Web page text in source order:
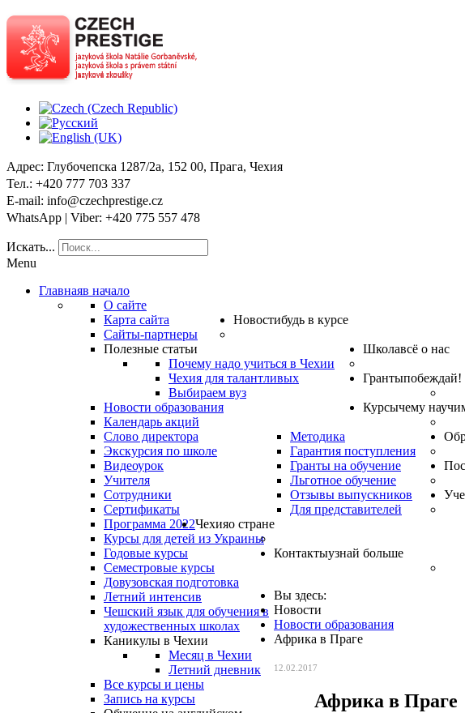
Адрес: Глубочепска 1287/2a, 152 00, Прага, Чехия
Тел.: +420 777 703 337
E-mail: info@czechprestige.cz
WhatsApp | Viber: +420 775 557 478
Искать...
Menu
Главнаяв начало
О сайте
Карта сайта
Сайты-партнеры
Новостибудь в курсе
Полезные статьи
Почему надо учиться в Чехии
Чехия для талантливых
Выбираем вуз
Новости образования
Календарь акций
Школавсё о нас
Слово директора
Экскурсия по школе
Видеоурок
Учителя
Сотрудники
Сертификаты
Методика
Гарантия поступления
Гранты на обучение
Льготное обучение
Отзывы выпускников
Для представителей
Грантыпобеждай!
Программа 2022
Курсычему
Курсы для детей из Украины
Годовые курсы
Семестровые курсы
Довузовская подготовка
Летний интенсив
Чешский язык для обучения в
художественных школах
Каникулы в Чехии
Месяц в Чехии
Летний дневник
Все курсы и цены
Запись на курсы
Чехияо стране
Контактыузнай больше
Вы здесь:
Новости
Новости образования
Африка в Праге
12.02.2017
Африка в Праге